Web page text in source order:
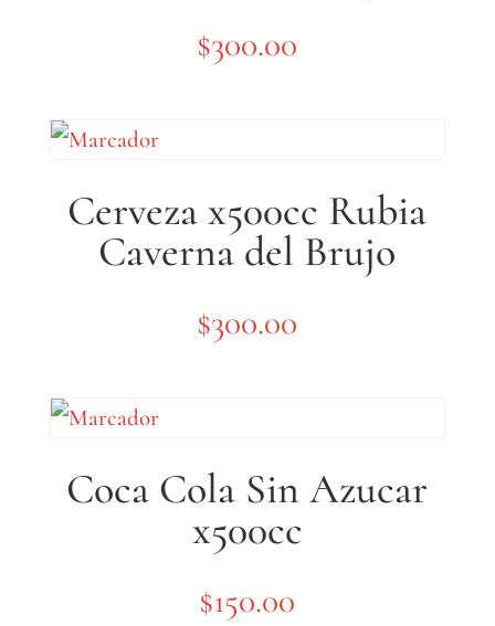
$300.00
Cerveza x500cc Rubia
Caverna del Brujo
$300.00
Coca Cola Sin Azucar
x500cc
$150.00